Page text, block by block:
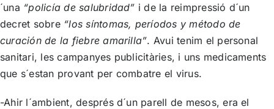
´una “policía de salubridad” i de la reimpressió d´un
decret sobre “los síntomas, períodos y método de
curación de la fiebre amarilla”. Avui tenim el personal
sanitari, les campanyes publicitàries, i uns medicaments
que s´estan provant per combatre el virus.
-Ahir l´ambient, després d´un parell de mesos, era el